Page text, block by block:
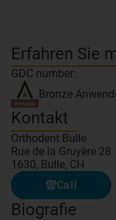
Erfahren Sie
GDC number:
Bronze
Kontakt
Orthodent Bulle
Rue de la Gruyère 28
1630, Bulle, CH
Call
Biografie